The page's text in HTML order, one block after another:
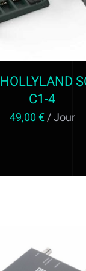
C1-4
49,00€/ Jour